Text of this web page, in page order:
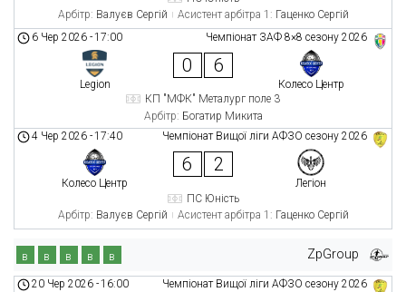
Арбітр: Валуєв Сергій Асистент арбітра 1: Гаценко Сергій
Чемпіонат ЗАФ 8×8 сезону 2026
6 Чер 2026 -17:00
Legion
0 6
Колесо Центр
КП "МФК" Металург поле 3
Арбітр: Богатир Микита
Чемпіонат Вищої ліги АФЗО сезону 2026
4 Чер 2026 -17:40
Колесо Центр
6 2
Легіон
ПС Юність
Арбітр: Валуєв Сергій Асистент арбітра 1: Гаценко Сергій
ZpGroup
в в в в в
Чемпіонат Вищої ліги АФЗО сезону 2026
20 Чер 2026 -16:00